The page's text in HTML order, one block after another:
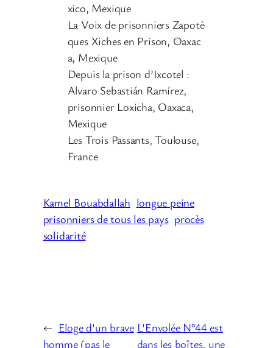
xico, Mexique
La Voix de prisonniers Zapotè
ques Xiches en Prison, Oaxac
a, Mexique
Depuis la prison d’Ixcotel :
Alvaro Sebastián Ramírez,
prisonnier Loxicha, Oaxaca,
Mexique
Les Trois Passants, Toulouse,
France
Kamel Bouabdallah longue peine
prisonniers de tous les pays procès
solidarité
← Eloge d’un brave
homme (pas le
L’Envolée N°44 est
dans les boîtes, une